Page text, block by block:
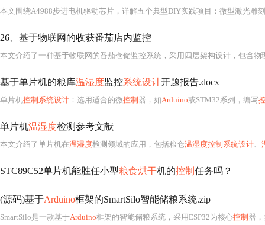
26、基于物联网的收获番茄店内监控
基于单片机的粮库温湿度监控系统设计开题报告.docx
单片机控制系统设计 ：选用适合的微控制 器，如Arduino或STM32系列，编写
单片机温湿度检测参考文献
本文介绍了单片机在温湿度检测领域的应用，包括粮仓温湿度控制系统设计、
STC89C52单片机能胜任小型粮食烘干机的控制 任务吗？
(源码)基于Arduino框架的SmartSilo智能储粮系统.zip
SmartSilo是一款基于Arduino框架的智能储粮系统，采用ESP32为核心控制 器